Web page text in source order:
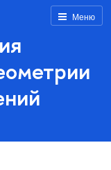
Меню